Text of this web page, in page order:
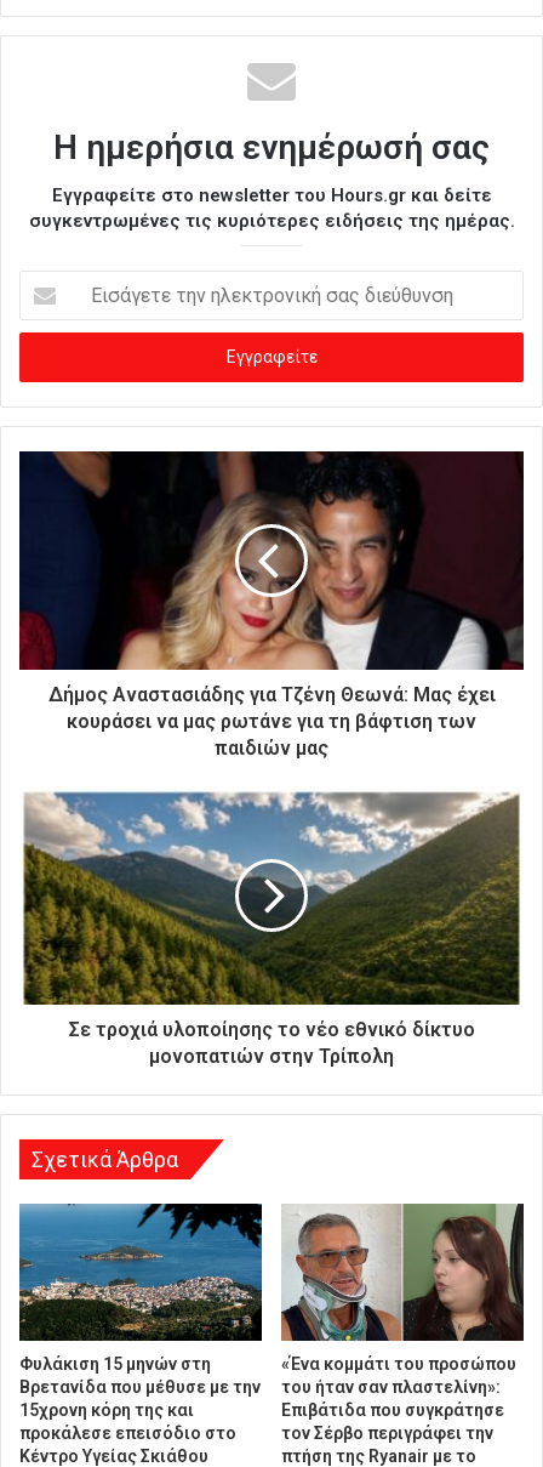
Η ημερήσια ενημέρωσή σας
Εγγραφείτε στο newsletter του Hours.gr και δείτε
συγκεντρωμένες τις κυριότερες ειδήσεις της ημέρας.
σ
γ
ε
ε
τ
κ
σ
α
ς
δ
ε
ύ
σ
Δήμος Αναστασιάδης για Τζένη Θεωνά: Μας έχει
κουράσει να μας ρωτάνε για τη βάφτιση των
παιδιών μας
Σε τροχιά υλοποίησης το νέο εθνικό δίκτυο
μονοπατιών στην Τρίπολη
Σχετικά Άρθρα
Φυλάκιση 15 μηνών στη
Βρετανίδα που μέθυσε με την
15χρονη κόρη της και
προκάλεσε επεισόδιο στο
Κέντρο Υγείας Σκιάθου
«Ένα κομμάτι του προσώπου
του ήταν σαν πλαστελίνη»:
Επιβάτιδα που συγκράτησε
τον Σέρβο περιγράφει την
πτήση της Ryanair με το